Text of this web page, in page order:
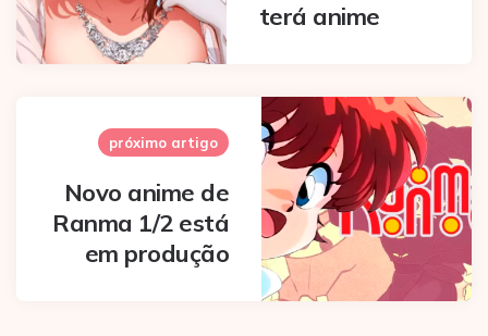
terá anime
próximo artigo
Novo anime de
Ranma 1/2 está
em produção